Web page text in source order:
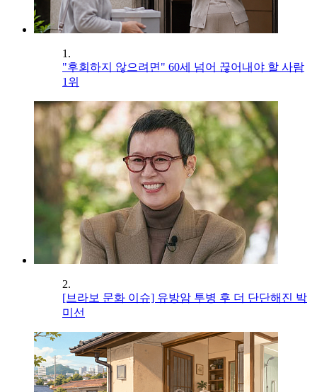
1.
"후회하지 않으려면" 60세 넘어 끊어내야 할 사람
1위
2.
[브라보 문화 이슈] 유방암 투병 후 더 단단해진 박
미선